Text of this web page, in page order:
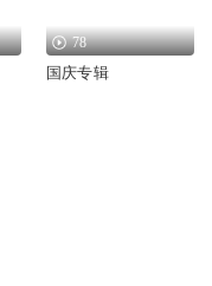
78
国庆专辑